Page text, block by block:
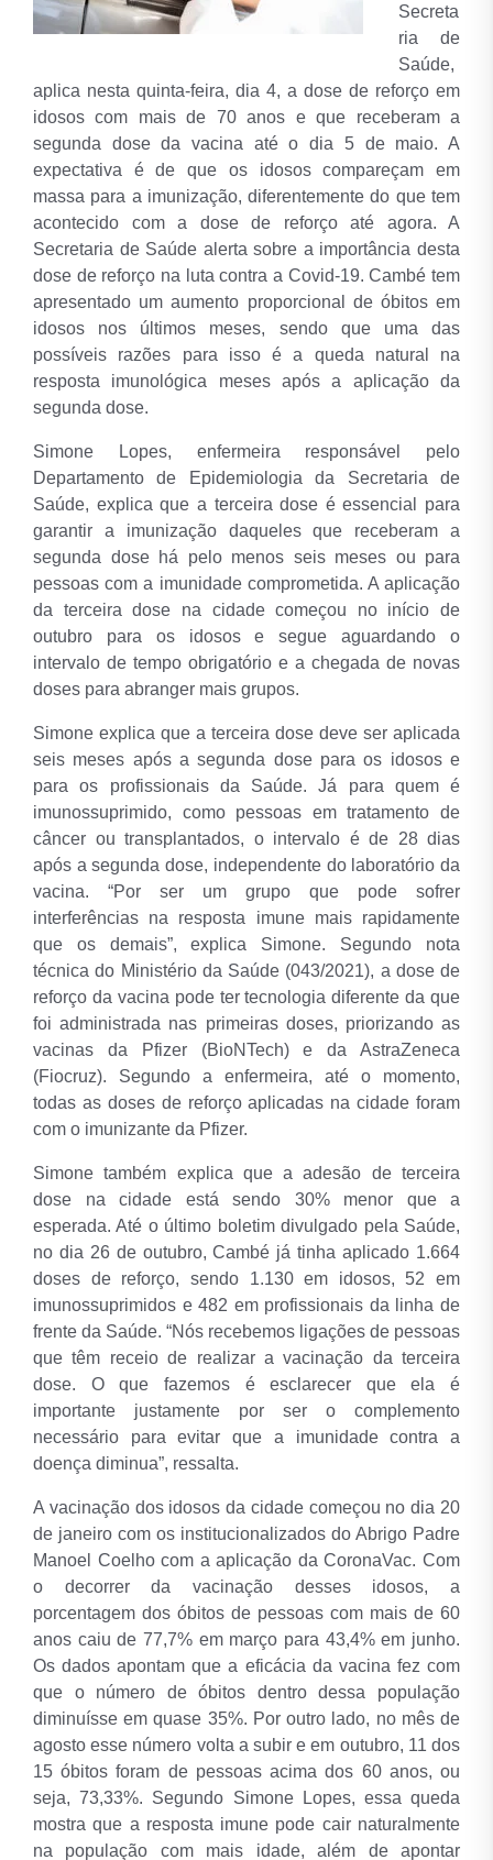
Secreta
ria de
Saúde,
aplica nesta quinta-feira, dia 4, a dose de reforço em
idosos com mais de 70 anos e que receberam a
segunda dose da vacina até o dia 5 de maio. A
expectativa é de que os idosos compareçam em
massa para a imunização, diferentemente do que tem
acontecido com a dose de reforço até agora. A
Secretaria de Saúde alerta sobre a importância desta
dose de reforço na luta contra a Covid-19. Cambé tem
apresentado um aumento proporcional de óbitos em
idosos nos últimos meses, sendo que uma das
possíveis razões para isso é a queda natural na
resposta imunológica meses após a aplicação da
segunda dose.
Simone Lopes, enfermeira responsável pelo
Departamento de Epidemiologia da Secretaria de
Saúde, explica que a terceira dose é essencial para
garantir a imunização daqueles que receberam a
segunda dose há pelo menos seis meses ou para
pessoas com a imunidade comprometida. A aplicação
da terceira dose na cidade começou no início de
outubro para os idosos e segue aguardando o
intervalo de tempo obrigatório e a chegada de novas
doses para abranger mais grupos.
Simone explica que a terceira dose deve ser aplicada
seis meses após a segunda dose para os idosos e
para os profissionais da Saúde. Já para quem é
imunossuprimido, como pessoas em tratamento de
câncer ou transplantados, o intervalo é de 28 dias
após a segunda dose, independente do laboratório da
vacina. “Por ser um grupo que pode sofrer
interferências na resposta imune mais rapidamente
que os demais”, explica Simone. Segundo nota
técnica do Ministério da Saúde (043/2021), a dose de
reforço da vacina pode ter tecnologia diferente da que
foi administrada nas primeiras doses, priorizando as
vacinas da Pfizer (BioNTech) e da AstraZeneca
(Fiocruz). Segundo a enfermeira, até o momento,
todas as doses de reforço aplicadas na cidade foram
com o imunizante da Pfizer.
Simone também explica que a adesão de terceira
dose na cidade está sendo 30% menor que a
esperada. Até o último boletim divulgado pela Saúde,
no dia 26 de outubro, Cambé já tinha aplicado 1.664
doses de reforço, sendo 1.130 em idosos, 52 em
imunossuprimidos e 482 em profissionais da linha de
frente da Saúde. “Nós recebemos ligações de pessoas
que têm receio de realizar a vacinação da terceira
dose. O que fazemos é esclarecer que ela é
importante justamente por ser o complemento
necessário para evitar que a imunidade contra a
doença diminua”, ressalta.
A vacinação dos idosos da cidade começou no dia 20
de janeiro com os institucionalizados do Abrigo Padre
Manoel Coelho com a aplicação da CoronaVac. Com
o decorrer da vacinação desses idosos, a
porcentagem dos óbitos de pessoas com mais de 60
anos caiu de 77,7% em março para 43,4% em junho.
Os dados apontam que a eficácia da vacina fez com
que o número de óbitos dentro dessa população
diminuísse em quase 35%. Por outro lado, no mês de
agosto esse número volta a subir e em outubro, 11 dos
15 óbitos foram de pessoas acima dos 60 anos, ou
seja, 73,33%. Segundo Simone Lopes, essa queda
mostra que a resposta imune pode cair naturalmente
na população com mais idade, além de apontar